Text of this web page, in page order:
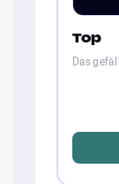
Top
Das